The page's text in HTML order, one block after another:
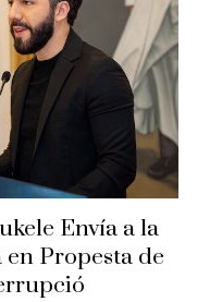
Envía a la
Propesta de